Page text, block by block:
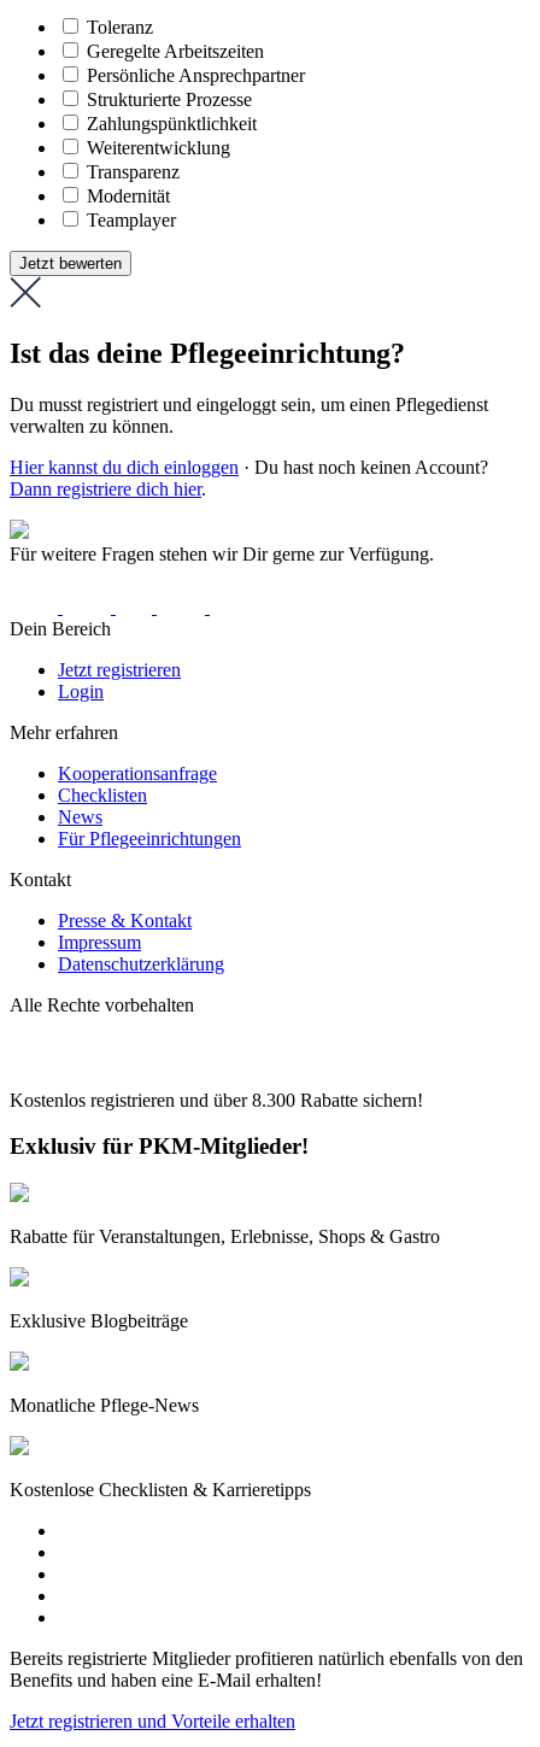
Toleranz
Geregelte Arbeitszeiten
Persönliche Ansprechpartner
Strukturierte Prozesse
Zahlungs­pünktlichkeit
Weiter­entwicklung
Transparenz
Modernität
Teamplayer
Jetzt bewerten
Ist das deine Pflegeeinrichtung?
Du musst registriert und eingeloggt sein, um einen Pflegedienst
verwalten zu können.
Hier kannst du dich einloggen · Du hast noch keinen Account?
Dann registriere dich hier.
Für weitere Fragen stehen wir Dir gerne zur Verfügung.
Dein Bereich
Jetzt registrieren
Login
Mehr erfahren
Kooperationsanfrage
Checklisten
News
Für Pflegeeinrichtungen
Kontakt
Presse & Kontakt
Impressum
Datenschutzerklärung
Alle Rechte vorbehalten
Kostenlos registrieren und über8.300 Rabatte sichern!
Exklusiv für PKM-Mitglieder!
Rabatte für Veranstaltungen, Erlebnisse, Shops & Gastro
Exklusive Blogbeiträge
Monatliche Pflege-News
Kostenlose Checklisten & Karrieretipps
Bereits registrierte Mitglieder profitieren natürlich ebenfalls von den
Benefits und haben eine E-Mail erhalten!
Jetzt registrieren und Vorteile erhalten